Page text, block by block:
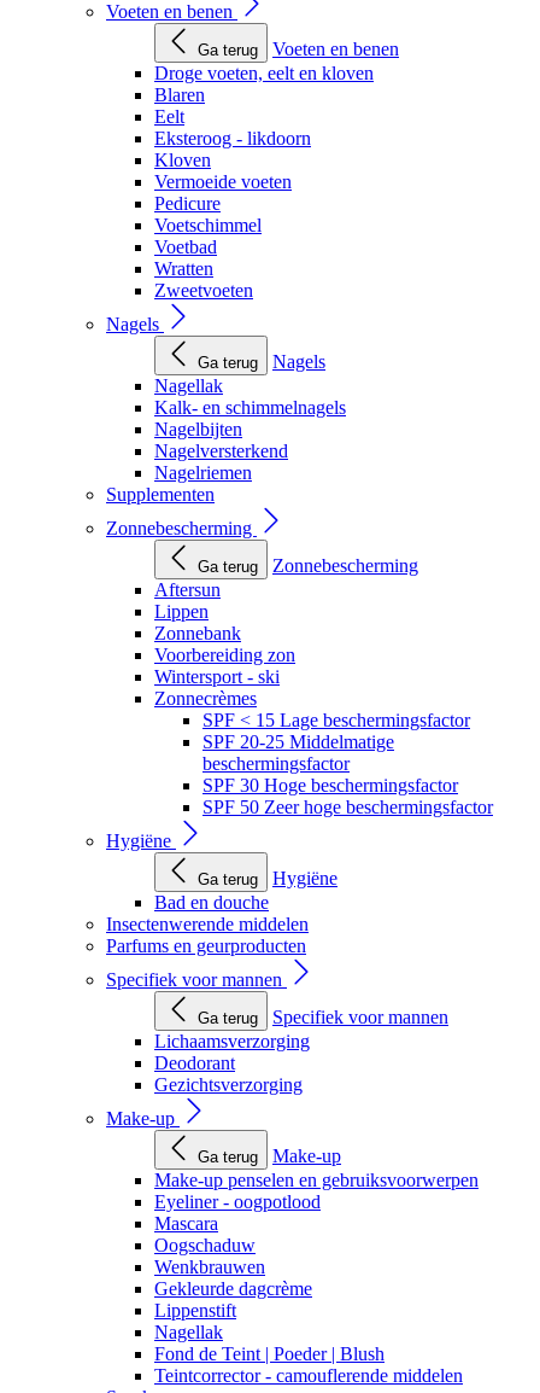
Voeten en benen
Ga terug
Voeten en benen
Droge voeten, eelt en kloven
Blaren
Eelt
Eksteroog - likdoorn
Kloven
Vermoeide voeten
Pedicure
Voetschimmel
Voetbad
Wratten
Zweetvoeten
Nagels
Ga terug
Nagels
Nagellak
Kalk- en schimmelnagels
Nagelbijten
Nagelversterkend
Nagelriemen
Supplementen
Zonnebescherming
Ga terug
Zonnebescherming
Aftersun
Lippen
Zonnebank
Voorbereiding zon
Wintersport - ski
Zonnecrèmes
SPF < 15 Lage beschermingsfactor
SPF 20-25 Middelmatige
beschermingsfactor
SPF 30 Hoge beschermingsfactor
SPF 50 Zeer hoge beschermingsfactor
Hygiëne
Ga terug
Hygiëne
Bad en douche
Insectenwerende middelen
Parfums en geurproducten
Specifiek voor mannen
Ga terug
Specifiek voor mannen
Lichaamsverzorging
Deodorant
Gezichtsverzorging
Make-up
Ga terug
Make-up
Make-up penselen en gebruiksvoorwerpen
Eyeliner - oogpotlood
Mascara
Oogschaduw
Wenkbrauwen
Gekleurde dagcrème
Lippenstift
Nagellak
Fond de Teint | Poeder | Blush
Teintcorrector - camouflerende middelen